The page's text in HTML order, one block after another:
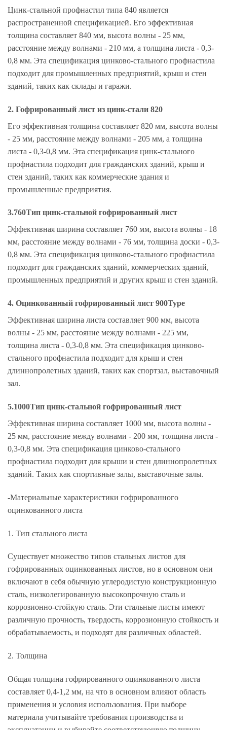
Цинк-стальной профнастил типа 840 является
распространенной спецификацией. Его эффективная
толщина составляет 840 мм, высота волны - 25 мм,
расстояние между волнами - 210 мм, а толщина листа - 0,3-
0,8 мм. Эта спецификация цинково-стального профнастила
подходит для промышленных предприятий, крыш и стен
зданий, таких как склады и гаражи.
2. Гофрированный лист из цинк-стали 820
Его эффективная толщина составляет 820 мм, высота волны
- 25 мм, расстояние между волнами - 205 мм, а толщина
листа - 0,3-0,8 мм. Эта спецификация цинк-стального
профнастила подходит для гражданских зданий, крыш и
стен зданий, таких как коммерческие здания и
промышленные предприятия.
3.760Тип цинк-стальной гофрированный лист
Эффективная ширина составляет 760 мм, высота волны - 18
мм, расстояние между волнами - 76 мм, толщина доски - 0,3-
0,8 мм. Эта спецификация цинково-стального профнастила
подходит для гражданских зданий, коммерческих зданий,
промышленных предприятий и других крыш и стен зданий.
4. Оцинкованный гофрированный лист 900Type
Эффективная ширина листа составляет 900 мм, высота
волны - 25 мм, расстояние между волнами - 225 мм,
толщина листа - 0,3-0,8 мм. Эта спецификация цинково-
стального профнастила подходит для крыш и стен
длиннопролетных зданий, таких как спортзал, выставочный
зал.
5.1000Тип цинк-стальной гофрированный лист
Эффективная ширина составляет 1000 мм, высота волны -
25 мм, расстояние между волнами - 200 мм, толщина листа -
0,3-0,8 мм. Эта спецификация цинково-стального
профнастила подходит для крыши и стен длиннопролетных
зданий. Таких как спортивные залы, выставочные залы.
-Материальные характеристики гофрированного
оцинкованного листа
1. Тип стального листа
Существует множество типов стальных листов для
гофрированных оцинкованных листов, но в основном они
включают в себя обычную углеродистую конструкционную
сталь, низколегированную высокопрочную сталь и
коррозионно-стойкую сталь. Эти стальные листы имеют
различную прочность, твердость, коррозионную стойкость и
обрабатываемость, и подходят для различных областей.
2. Толщина
Общая толщина гофрированного оцинкованного листа
составляет 0,4-1,2 мм, на что в основном влияют область
применения и условия использования. При выборе
материала учитывайте требования производства и